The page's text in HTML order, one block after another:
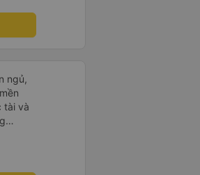
giữ im
ngủ,
tài và